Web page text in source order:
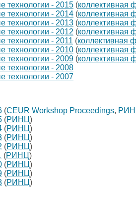
технологии - 2015 (коллективная
технологии - 2014 (коллективная
технологии - 2013 (коллективная
технологии - 2012 (коллективная
технологии - 2011 (коллективная
технологии - 2010 (коллективная
технологии - 2009 (коллективная
технологии - 2008
технологии - 2007
(CEUR Workshop Proceedings,
(РИНЦ)
(РИНЦ)
(РИНЦ)
(РИНЦ)
(РИНЦ)
(РИНЦ)
(РИНЦ)
(РИНЦ)